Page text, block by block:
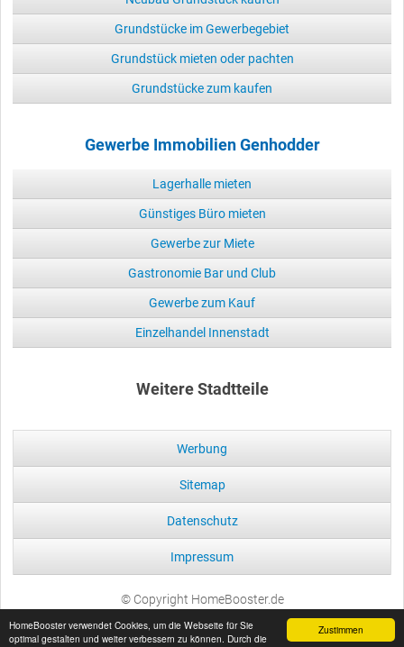
Zustimmen
HomeBooster verwendet Cookies, um die Webseite für Sie
optimal gestalten und weiter verbessern zu können. Durch die
Grundstücke im Gewerbegebiet
Grundstück mieten oder pachten
Grundstücke zum kaufen
Gewerbe Immobilien Genhodder
Lagerhalle mieten
Günstiges Büro mieten
Gewerbe zur Miete
Gastronomie Bar und Club
Gewerbe zum Kauf
Einzelhandel Innenstadt
Weitere Stadtteile
Werbung
Sitemap
Datenschutz
Impressum
© Copyright HomeBooster.de